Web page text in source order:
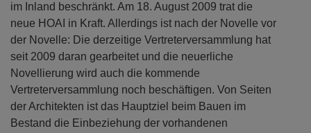
im Inland beschränkt. Am 18. August 2009 trat die
neue HOAI in Kraft. Allerdings ist nach der Novelle vor
der Novelle: Die derzeitige Vertreterversammlung hat
seit 2009 daran gearbeitet und die neuerliche
Novellierung wird auch die kommende
Vertreterversammlung noch beschäftigen. Von Seiten
der Architekten ist das Hauptziel beim Bauen im
Bestand die Einbeziehung der vorhandenen